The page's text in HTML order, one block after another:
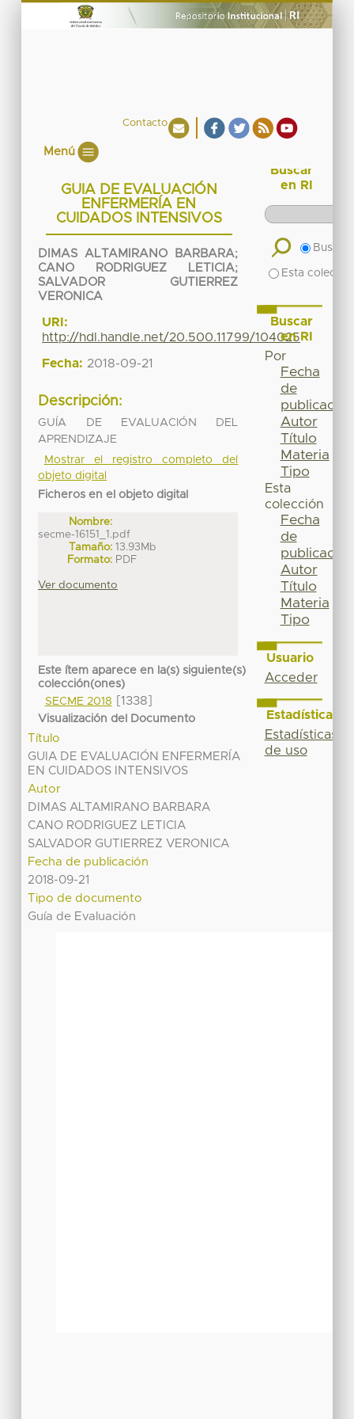
Contacto
Menú
GUIA DE EVALUACIÓN
ENFERMERÍA EN
CUIDADOS INTENSIVOS
DIMAS ALTAMIRANO BARBARA;
CANO RODRIGUEZ LETICIA;
SALVADOR GUTIERREZ
VERONICA
URI:
http://hdl.handle.net/20.500.11799/104025
Fecha: 2018-09-21
Descripción:
GUÍA DE EVALUACIÓN DEL
APRENDIZAJE
Mostrar el registro completo del
objeto digital
Ficheros en el objeto digital
Nombre:
secme-16151_1.pdf
Tamaño: 13.93Mb
Formato: PDF
Ver documento
Este ítem aparece en la(s) siguiente(s)
colección(ones)
SECME 2018
[1338]
Visualización del Documento
Título
GUIA DE EVALUACIÓN ENFERMERÍA
EN CUIDADOS INTENSIVOS
Autor
DIMAS ALTAMIRANO BARBARA
CANO RODRIGUEZ LETICIA
SALVADOR GUTIERREZ VERONICA
Fecha de publicación
2018-09-21
Tipo de documento
Guía de Evaluación
Buscar
en RI
Buscar
Esta
Buscar
en RI
Por
Fecha
de
publicación
Autor
Título
Materia
Tipo
Esta
colección
Fecha
de
publicación
Autor
Título
Materia
Tipo
Usuario
Acceder
Estadísticas
Estadísticas
de uso